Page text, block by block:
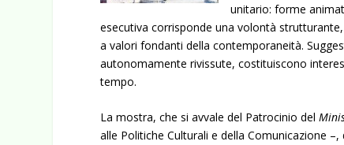
unitario: forme
esecutiva corrisponde una volontà
a valori fondanti della contemporaneità.
autonomamente rivissute, costituiscono
tempo.
La mostra, che si avvale del Patrocinio del
alle Politiche Culturali e della Comunicazione